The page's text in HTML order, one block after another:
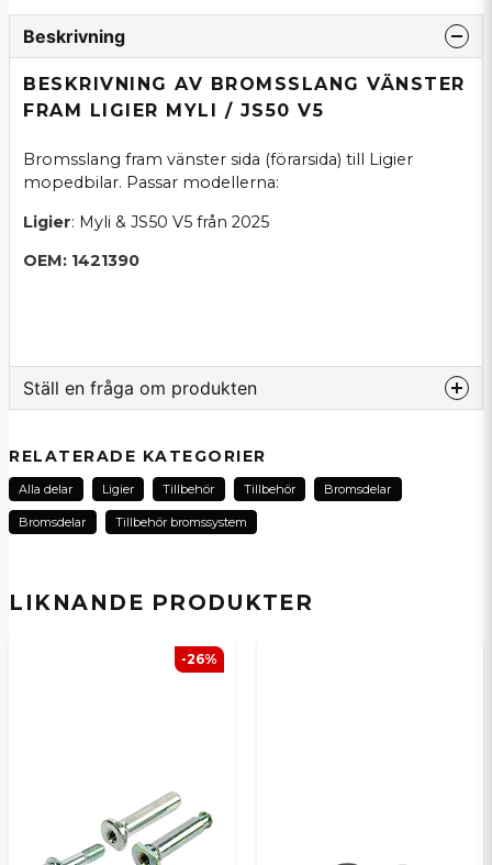
LIKNANDE PRODUKTER
-26%
Beskrivning
BESKRIVNING AV BROMSSLANG VÄNSTER
FRAM LIGIER MYLI / JS50 V5
Bromsslang fram vänster sida (förarsida) till Ligier
mopedbilar. Passar modellerna:
Ligier: Myli & JS50 V5 från 2025
OEM: 1421390
Ställ en fråga om produkten
Fråga oss om denna produkt...
RELATERADE KATEGORIER
Alla delar Ligier Tillbehör Tillbehör Bromsdelar
Bromsdelar Tillbehör bromssystem